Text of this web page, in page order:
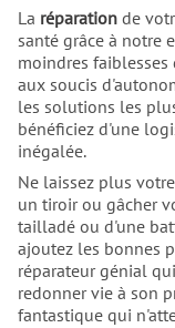
La réparation de
santé grâce à notre
moindres faiblesses
aux soucis
les solutions les
bénéficiez d'une
inégalée.
Ne laissez plus
un tiroir ou gâcher
tailladé ou d'une
ajoutez les bonnes
réparateur génial
redonner vie à son
fantastique qui